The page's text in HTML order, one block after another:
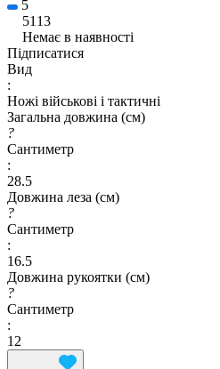
5
5113
Немає в наявності
Підписатися
Вид
:
Ножі військові і тактичні
Загальна довжина (см)
?
Сантиметр
:
28.5
Довжина леза (см)
?
Сантиметр
:
16.5
Довжина рукоятки (см)
?
Сантиметр
:
12